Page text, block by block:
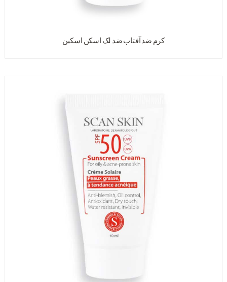
کرم ضد آفتاب ضد لک اسکن اسکین